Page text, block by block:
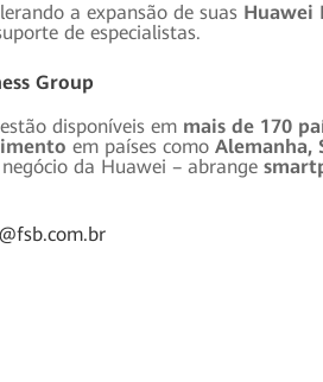
a expansão de suas Huawei
de especialistas.
Group
disponíveis em mais de 170
em países comoAlemanha,
da Huawei – abrange